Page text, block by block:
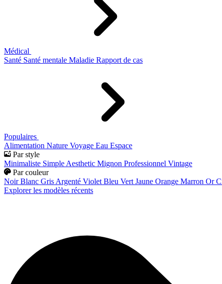
Médical
Santé Santé mentale Maladie Rapport de cas
Populaires
Alimentation Nature Voyage Eau Espace
Par style
Minimaliste Simple Aesthetic Mignon Professionnel Vintage
Par couleur
Noir Blanc Gris Argenté Violet Bleu Vert Jaune Orange Marron Or
Explorer les modèles récents